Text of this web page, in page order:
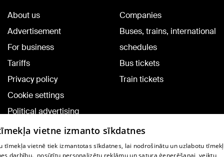
About us
Advertisement
For business
Tariffs
Privacy policy
Cookie settings
Political advertising
Cookie policy
Commenting terms
Companies
Buses, trains, international
schedules
Bus tickets
Train tickets
vietne izmanto sīkdatnes
tīmekļa vietnē tiek izmantotas sīkdatnes, lai nodrošinātu un uzlabotu
darbību., nosūtītu personalizētu reklāmu un satura ģenerēšanai, veiktu